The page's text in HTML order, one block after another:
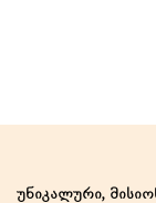
უნიკალური,